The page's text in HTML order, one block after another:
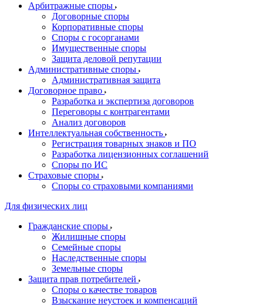
Арбитражные споры
Договорные споры
Корпоративные споры
Споры с госорганами
Имущественные споры
Защита деловой репутации
Административные споры
Административная защита
Договорное право
Разработка и экспертиза договоров
Переговоры с контрагентами
Анализ договоров
Интеллектуальная собственность
Регистрация товарных знаков и ПО
Разработка лицензионных соглашений
Споры по ИС
Страховые споры
Споры со страховыми компаниями
Для физических лиц
Гражданские споры
Жилищные споры
Семейные споры
Наследственные споры
Земельные споры
Защита прав потребителей
Споры о качестве товаров
Взыскание неустоек и компенсаций